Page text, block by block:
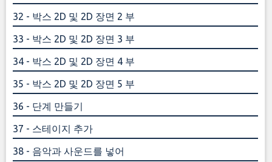
32 - 박스 2D 및 2D 장면 2 부
33 - 박스 2D 및 2D 장면 3 부
34 - 박스 2D 및 2D 장면 4 부
35 - 박스 2D 및 2D 장면 5 부
36 - 단계 만들기
37 - 스테이지 추가
38 - 음악과 사운드를 넣어